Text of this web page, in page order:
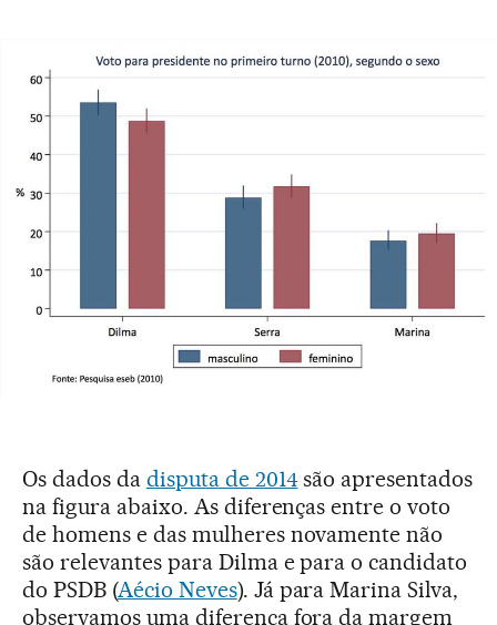
Os dados da disputa de 2014são apresentados
na figura abaixo. As diferenças entre o voto
de homens e das mulheres novamente não
são relevantes para Dilma e para o candidato
do PSDB (Aécio Neves). Já para Marina Silva,
observamos uma diferença fora da margem